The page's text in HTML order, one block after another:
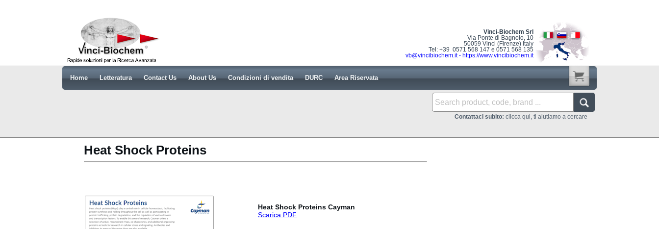
Vinci-Biochem Srl
Via Ponte di Bagnolo, 10
50059 Vinci (Firenze) Italy
Tel: +39 0571 568 147 e 0571 568 135
vb@vincibiochem.it- https://www.vincibiochem.it
Home Letteratura Contact Us About Us Condizioni di vendita DURC Area Riservata
Contattaci subito: clicca qui, ti aiutiamo a cercare
Heat Shock Proteins
Heat Shock Proteins Cayman
Scarica PDF